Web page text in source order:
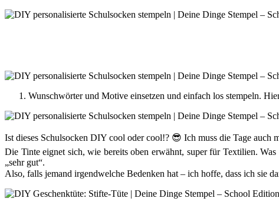
Wunschwörter und Motive einsetzen und einfach los stempeln.
Ist dieses Schulsocken DIY cool oder cool!? 😎 Ich muss die Tage auch
Die Tinte eignet sich, wie bereits oben erwähnt, super für Textilien.
„sehr gut“.
Also, falls jemand irgendwelche Bedenken hat – ich hoffe, dass ich sie